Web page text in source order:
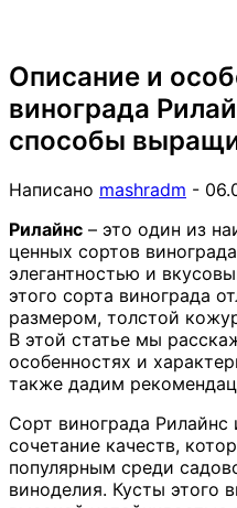
Описание и
винограда
способы
Написано mashradm -
Рилайнс – это один из
ценных сортов
элегантностью и
этого сорта винограда
размером, толстой
В этой статье мы
особенностях и
также дадим
Сорт винограда Рилайнс
сочетание качеств,
популярным среди
виноделия. Кусты этого